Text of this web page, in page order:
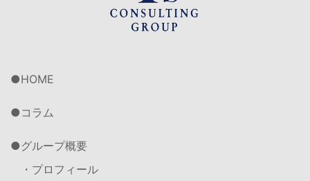
HOME
コラム
グループ概要
・プロフィール